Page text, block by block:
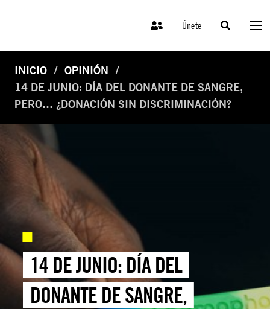
Únete
INICIO
OPINIÓN
14 DE JUNIO: DÍA DEL DONANTE DE SANGRE,
PERO… ¿DONACIÓN SIN DISCRIMINACIÓN?
14 DE JUNIO: DÍA DEL
DONANTE DE SANGRE,